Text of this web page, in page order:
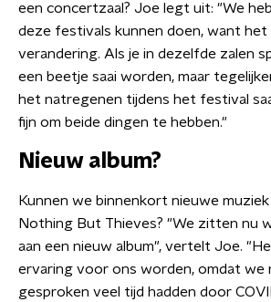
een concertzaal? Joe legt uit: "We
deze festivals kunnen doen, want
verandering. Als je in dezelfde zalen
een beetje saai worden, maar
het natregenen tijdens het festival
fijn om beide dingen te hebben."
Nieuw album?
Kunnen we binnenkort nieuwe
Nothing But Thieves? "We zitten nu
aan een nieuw album", vertelt Joe.
ervaring voor ons worden, omdat we
gesproken veel tijd hadden door